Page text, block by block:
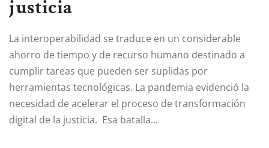
justicia
La interoperabilidad se traduce en un considerable
ahorro de tiempo y de recurso humano destinado a
cumplir tareas que pueden ser suplidas por
herramientas tecnológicas. La pandemia evidenció la
necesidad de acelerar el proceso de transformación
digital de la justicia. Esa batalla...